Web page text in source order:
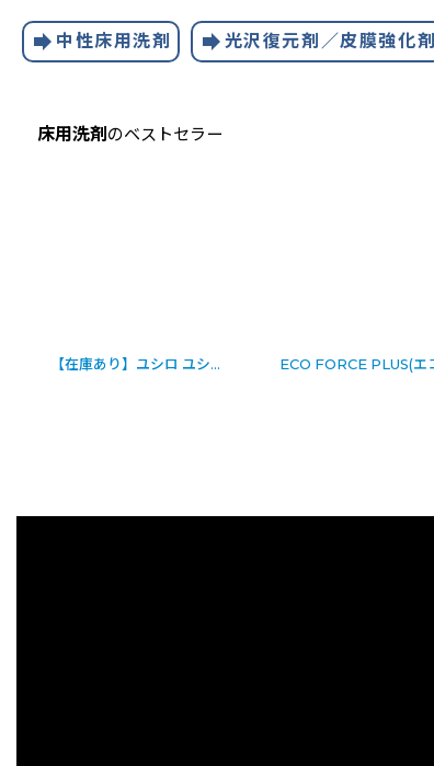
forward 中性床用洗剤 forward 光沢復元剤／皮膜強化剤
床用洗剤のベストセラー
【在庫あり】ユシロ ユシロン ハイブリッドクリーナー [18L] -「洗浄以上はくり未満」床洗剤